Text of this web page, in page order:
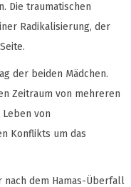
Die traumatischen
Radikalisierung, der
der beiden Mädchen.
Zeitraum von mehreren
von
Konflikts um das
nach dem Hamas-Überfall